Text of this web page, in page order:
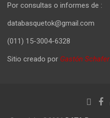
Por consultas o informes de :
databasquetok@gmail.com
(011) 15-3004-6328
Sitio creado por Gastón Schafer